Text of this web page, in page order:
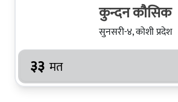
कुन्दन कौसिक
सुनसरी-४, कोशी प्रदेश
३३ मत